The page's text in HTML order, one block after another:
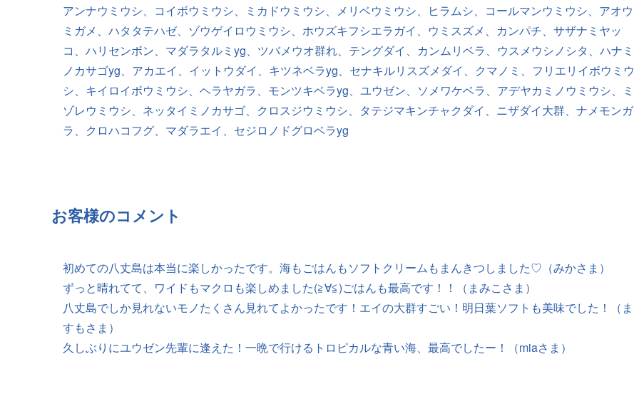
アンナウミウシ、コイボウミウシ、ミカドウミウシ、メリベウミウシ、ヒラムシ、コールマンウミウシ、アオウ
ミガメ、ハタタテハゼ、ゾウゲイロウミウシ、ホウズキフシエラガイ、ウミスズメ、カンパチ、サザナミヤッ
コ、ハリセンボン、マダラタルミyg、ツバメウオ群れ、テングダイ、カンムリベラ、ウスメウシノシタ、ハナミ
ノカサゴyg、アカエイ、イットウダイ、キツネベラyg、セナキルリスズメダイ、クマノミ、フリエリイボウミウ
シ、キイロイボウミウシ、ヘラヤガラ、モンツキベラyg、ユウゼン、ソメワケベラ、アデヤカミノウミウシ、ミ
ゾレウミウシ、ネッタイミノカサゴ、クロスジウミウシ、タテジマキンチャクダイ、ニザダイ大群、ナメモンガ
ラ、クロハコフグ、マダラエイ、セジロノドグロベラyg
お客様のコメント
初めての八丈島は本当に楽しかったです。海もごはんもソフトクリームもまんきつしました♡（みかさま）
ずっと晴れてて、ワイドもマクロも楽しめました(≧∀≦)ごはんも最高です！！（まみこさま）
八丈島でしか見れないモノたくさん見れてよかったです！エイの大群すごい！明日葉ソフトも美味でした！（ま
すもさま）
久しぶりにユウゼン先輩に逢えた！一晩で行けるトロピカルな青い海、最高でしたー！（miaさま）